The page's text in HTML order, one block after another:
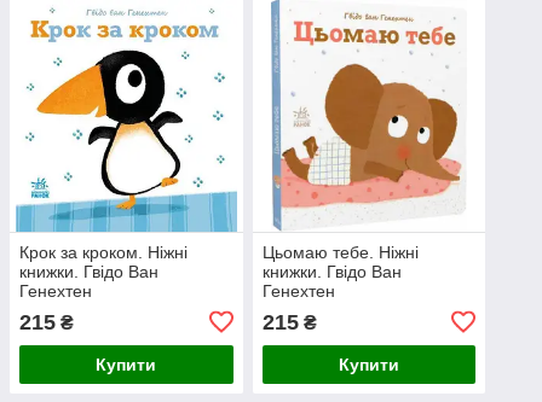
Крок за кроком. Ніжні
книжки. Гвідо Ван
Генехтен
215 ₴
Купити
Цьомаю тебе. Ніжні
книжки. Гвідо Ван
Генехтен
215₴
Купити